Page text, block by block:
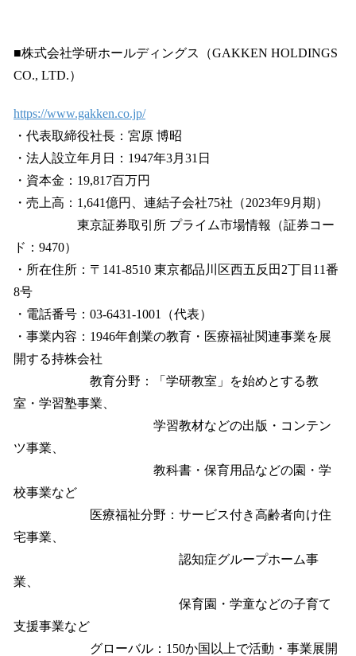
■株式会社学研ホールディングス（GAKKEN HOLDINGS
CO., LTD.）
https://www.gakken.co.jp/
・代表取締役社長：宮原 博昭
・法人設立年月日：1947年3月31日
・資本金：19,817百万円
・売上高：1,641億円、連結子会社75社（2023年9月期）
東京証券取引所 プライム市場情報（証券コー
ド：9470）
・所在住所：〒141-8510 東京都品川区西五反田2丁目11番
8号
・電話番号：03-6431-1001（代表）
・事業内容：1946年創業の教育・医療福祉関連事業を展
開する持株会社
教育分野：「学研教室」を始めとする教
室・学習塾事業、
学習教材などの出版・コンテン
ツ事業、
教科書・保育用品などの園・学
校事業など
医療福祉分野：サービス付き高齢者向け住
宅事業、
認知症グループホーム事
業、
保育園・学童などの子育て
支援事業など
グローバル：150か国以上で活動・事業展開